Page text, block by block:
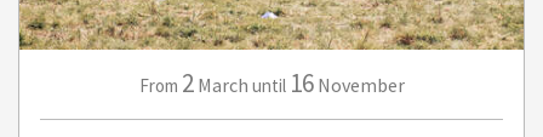
From 2 March until 16 November